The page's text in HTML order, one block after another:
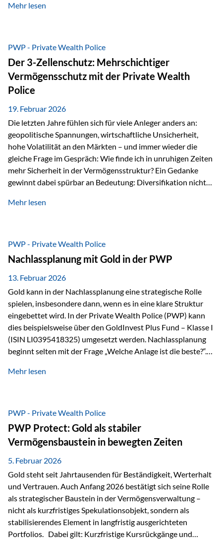
Dynamik in das Jahr 2026 gestartet. Zwischen dem
Währungen: +11,5 % Bereits 2025 war ein außergewöhnlich
starkes Jahr: +64,4 % in USD Durchschnitt über alle
Währungen: +56,6 % Langfristig zeigt sich ebenfalls ein
solides…
Mehr lesen
PWP - Private Wealth Police
Der 3-Zellenschutz: Mehrschichtiger
Vermögensschutz mit der Private Wealth
Police
19. Februar 2026
Die letzten Jahre fühlen sich für viele Anleger anders an:
geopolitische Spannungen, wirtschaftliche Unsicherheit,
hohe Volatilität an den Märkten – und immer wieder die
gleiche Frage im Gespräch: Wie finde ich in unruhigen Zeiten
mehr Sicherheit in der Vermögensstruktur? Ein Gedanke
gewinnt dabei spürbar an Bedeutung: Diversifikation nicht
Wer Vermögen ausschließlich in einem Rechtsraum
Liechtenstein eine Rolle spielen: außerhalb der EU, ohne
Euro, mit einem eigenständigen Rechts- und Finanzplatz.
Und genau an dieser Stelle setzt der 3-Zellenschutz an –…
Mehr lesen
PWP - Private Wealth Police
Nachlassplanung mit Gold in der PWP
13. Februar 2026
Gold kann in der Nachlassplanung eine strategische Rolle
spielen, insbesondere dann, wenn es in eine klare Struktur
eingebettet wird. In der Private Wealth Police (PWP) kann
dies beispielsweise über den GoldInvest Plus Fund – Klasse I
(ISIN LI0395418325) umgesetzt werden. Nachlassplanung
beginnt selten mit der Frage „Welche Anlage ist die beste?“.
was bekommen – wann – und in welcher Struktur?Und vor
bei größeren Vermögen ist das entscheidend.
Mehr lesen
PWP - Private Wealth Police
PWP Protect: Gold als stabiler
Vermögensbaustein in bewegten Zeiten
5. Februar 2026
Gold steht seit Jahrtausenden für Beständigkeit, Werterhalt
und Vertrauen. Auch Anfang 2026 bestätigt sich seine Rolle
als strategischer Baustein in der Vermögensverwaltung –
nicht als kurzfristiges Spekulationsobjekt, sondern als
stabilisierendes Element in langfristig ausgerichteten
Portfolios. Dabei gilt: Kurzfristige Kursrückgänge und